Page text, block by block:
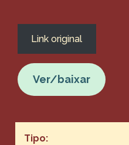
Link original
Ver/baixar
Tipo: